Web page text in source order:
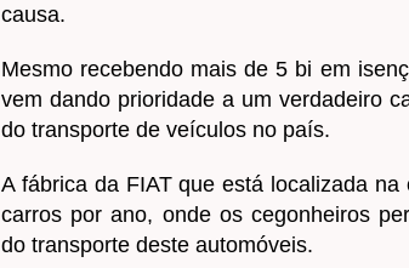
causa.
Mesmo recebendo mais de 5 bi em
vem dando prioridade a um verdadeiro
do transporte de veículos no país.
A fábrica da FIAT que está localizada
carros por ano, onde os cegonheiros
do transporte deste automóveis.